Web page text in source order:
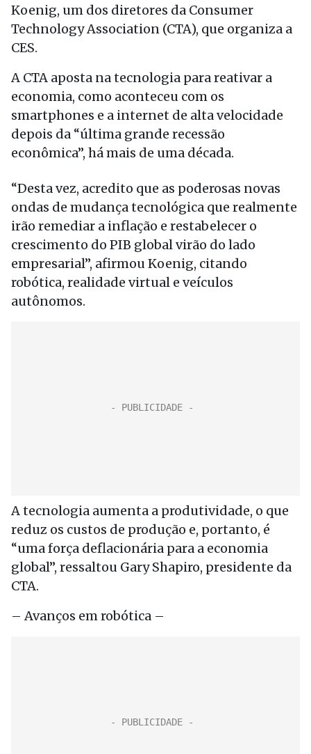
Koenig, um dos diretores da Consumer
Technology Association (CTA), que organiza a
CES.
A CTA aposta na tecnologia para reativar a
economia, como aconteceu com os
smartphones e a internet de alta velocidade
depois da “última grande recessão
econômica”, há mais de uma década.
“Desta vez, acredito que as poderosas novas
ondas de mudança tecnológica que realmente
irão remediar a inflação e restabelecer o
crescimento do PIB global virão do lado
empresarial”, afirmou Koenig, citando
robótica, realidade virtual e veículos
autônomos.
A tecnologia aumenta a produtividade, o que
reduz os custos de produção e, portanto, é
“uma força deflacionária para a economia
global”, ressaltou Gary Shapiro, presidente da
CTA.
– Avanços em robótica –